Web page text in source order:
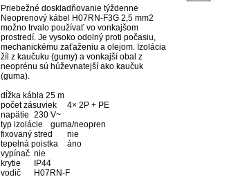
Priebežné doskladňovanie týždenne
Neoprenový kábel H07RN-F3G 2,5 mm2
možno trvalo používať vo vonkajšom
prostredí. Je vysoko odolný proti počasiu,
mechanickému zaťaženiu a olejom. Izolácia
žíl z kaučuku (gumy) a vonkajší obal z
neoprénu sú húževnatejší ako kaučuk
(guma).
dĺžka kábla 25 m
počet zásuviek 	4× 2P + PE
napätie 	230 V~
typ izolácie 	guma/neopren
fixovaný stred 	nie
tepelná poistka 	áno
vypínač 	nie
krytie 	IP44
vodič 	H07RN-F